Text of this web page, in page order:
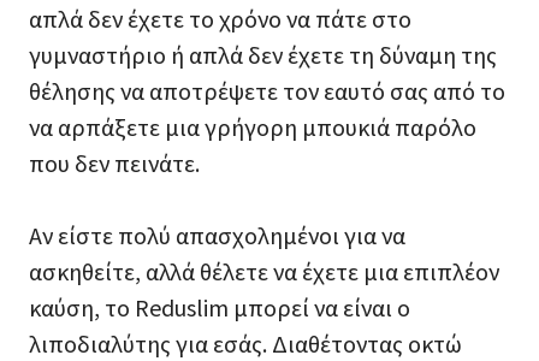
απλά δεν έχετε το χρόνο να πάτε στο
γυμναστήριο ή απλά δεν έχετε τη δύναμη της
θέλησης να αποτρέψετε τον εαυτό σας από το
να αρπάξετε μια γρήγορη μπουκιά παρόλο
που δεν πεινάτε.
Αν είστε πολύ απασχολημένοι για να
ασκηθείτε, αλλά θέλετε να έχετε μια επιπλέον
καύση, το Reduslim μπορεί να είναι ο
λιποδιαλύτης για εσάς. Διαθέτοντας οκτώ